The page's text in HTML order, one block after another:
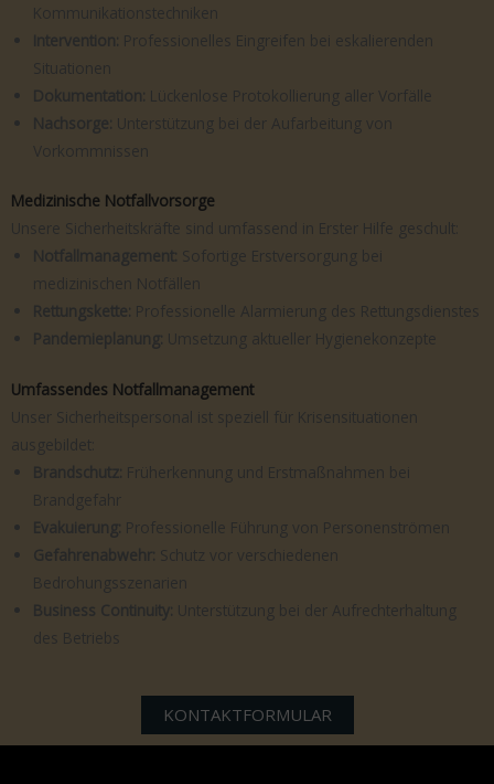
Kommunikationstechniken
Intervention: Professionelles Eingreifen bei eskalierenden
Situationen
Dokumentation: Lückenlose Protokollierung aller Vorfälle
Nachsorge: Unterstützung bei der Aufarbeitung von
Vorkommnissen
Medizinische Notfallvorsorge
Unsere Sicherheitskräfte sind umfassend in Erster Hilfe geschult:
Notfallmanagement: Sofortige Erstversorgung bei
medizinischen Notfällen
Rettungskette: Professionelle Alarmierung des Rettungsdienstes
Pandemieplanung: Umsetzung aktueller Hygienekonzepte
Umfassendes Notfallmanagement
Unser Sicherheitspersonal ist speziell für Krisensituationen
ausgebildet:
Brandschutz: Früherkennung und Erstmaßnahmen bei
Brandgefahr
Evakuierung: Professionelle Führung von Personenströmen
Gefahrenabwehr: Schutz vor verschiedenen
Bedrohungsszenarien
Business Continuity: Unterstützung bei der Aufrechterhaltung
des Betriebs
KONTAKTFORMULAR